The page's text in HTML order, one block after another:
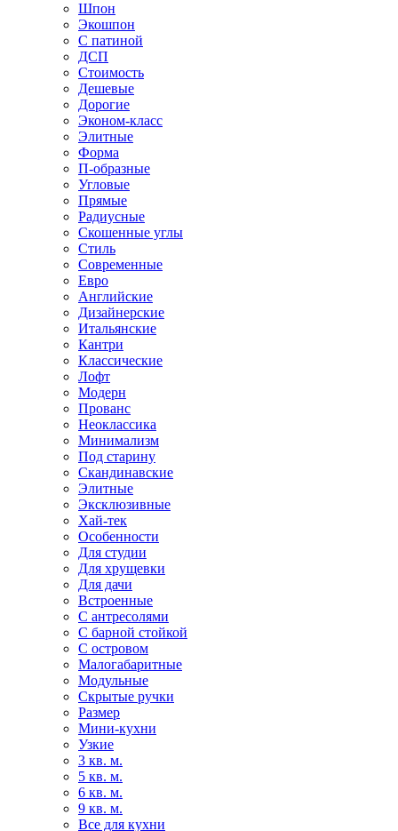
Шпон
Экошпон
С патиной
ДСП
Стоимость
Дешевые
Дорогие
Эконом-класс
Элитные
Форма
П-образные
Угловые
Прямые
Радиусные
Скошенные углы
Стиль
Современные
Евро
Английские
Дизайнерские
Итальянские
Кантри
Классические
Лофт
Модерн
Прованс
Неоклассика
Минимализм
Под старину
Скандинавские
Элитные
Эксклюзивные
Хай-тек
Особенности
Для студии
Для хрущевки
Для дачи
Встроенные
С антресолями
С барной стойкой
С островом
Малогабаритные
Модульные
Скрытые ручки
Размер
Мини-кухни
Узкие
3 кв. м.
5 кв. м.
6 кв. м.
9 кв. м.
Все для кухни